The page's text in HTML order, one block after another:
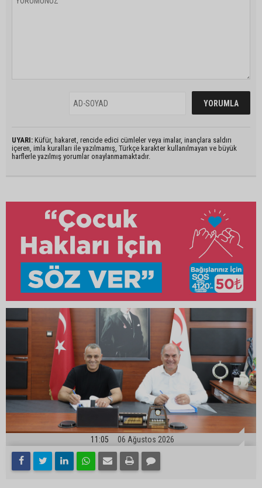
UYARI: Küfür, hakaret, rencide edici cümleler veya imalar, inançlara saldırı
içeren, imla kuralları ile yazılmamış, Türkçe karakter kullanılmayan ve büyük
harflerle yazılmış yorumlar onaylanmamaktadır.
11:05 06 Ağustos 2026